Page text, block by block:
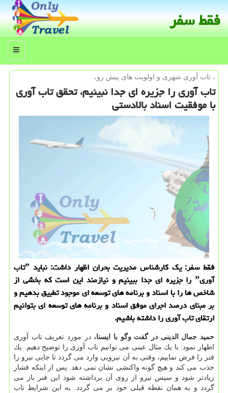
فقط سفر
منو
، تاب آوری شهری و اولویت های پیش رو،
تاب آوری را جزیره ای جدا نبینیم، تحقق تاب آوری
با موفقیت اسناد بالادستی
فقط سفر: یك كارشناس مدیریت بحران اظهار داشت: نباید ˮتاب
آوریˮ را جزیره ای جدا ببینیم و نیازمند این است كه بخشی از
شاخص ها را با اسناد و برنامه های توسعه ای موجود تطبیق بدهیم و
بر مبنای درصد اجرای موفق اسناد و برنامه های توسعه ای بتوانیم
ارتقای تاب آوری را داشته باشیم.
حمید جمال الدینی در گفت وگو با ایسنا،در مورد تعریف تاب آوری
اظهار نمود: با یك مثال عینی می توانیم تاب آوری را توضیح دهیم. یك
فنر را فرض نماییم، وقتی به آن نیرویی وارد می گردد تا جایی نیرو را
جذب می كند و هیچ گونه واكنشی نشان نمی دهد. پس از اینكه فشار
زیادتر شود و سپس نیرو از روی آن برداشته شود این فنر باز می
گردد و به همان نقطه قبلی خود بر می گردد. به این شرایط تاب